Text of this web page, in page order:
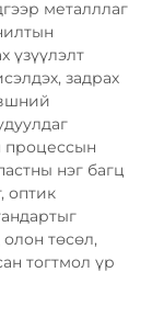
металллаг
үзүүлэлт
задрах
процессын
нэг багц
оптик
олон төсөл,
тогтмол үр